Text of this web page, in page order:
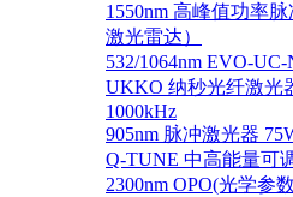
1550nm 高峰值功率
激光雷达）
532/1064nm EVO-
UKKO 纳秒光纤激光
1000kHz
905nm 脉冲激光器
Q-TUNE 中高能量可
2300nm OPO(光学参